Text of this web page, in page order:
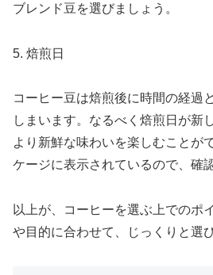
ブレンド豆を選びましょう。
5. 焙煎日
コーヒー豆は焙煎後に時間の経過
しまいます。なるべく焙煎日が新
より新鮮な味わいを楽しむことが
ケージに表示されているので、確
以上が、コーヒーを選ぶ上でのポ
や目的に合わせて、じっくりと選